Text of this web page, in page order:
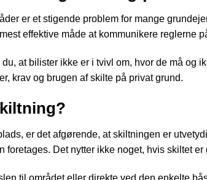
er et stigende problem for mange
effektive måde at kommunikere reglerne
at bilister ikke er i tvivl om, hvor de må og
krav og brugen af skilte på privat grund.
er det afgørende, at skiltningen er
foretages. Det nytter ikke noget, hvis skiltet
til området eller direkte ved den enkelte